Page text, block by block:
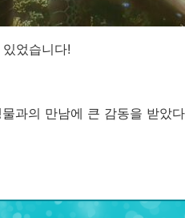
었습니다!
과의 만남에 큰 감동을 받았